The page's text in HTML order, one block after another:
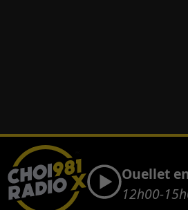
Ouellet
12h00-